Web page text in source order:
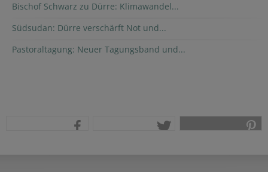
Bischof Schwarz zu Dürre: Klimawandel...
Südsudan: Dürre verschärft Not und...
Pastoraltagung: Neuer Tagungsband und...